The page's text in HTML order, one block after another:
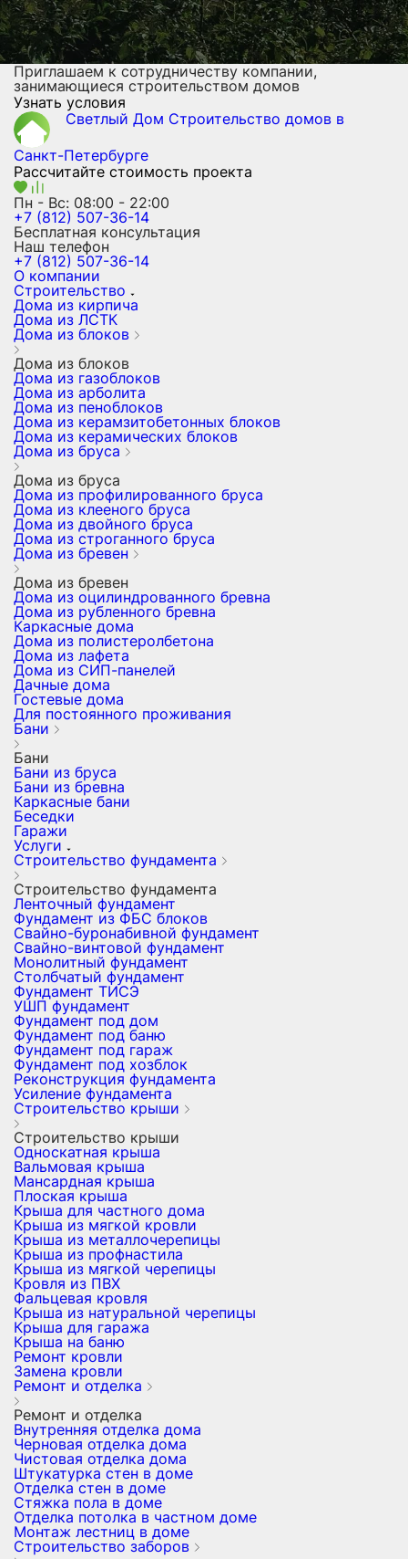
Приглашаем к сотрудничеству компании,
занимающиеся строительством домов
Узнать условия
Светлый Дом Строительство домов в
Санкт-Петербурге
Рассчитайте стоимость проекта
Пн - Вс: 08:00 - 22:00
+7 (812) 507-36-14
Бесплатная консультация
Наш телефон
+7 (812) 507-36-14
О компании
Строительство
Дома из кирпича
Дома из ЛСТК
Дома из блоков
Дома из блоков
Дома из газоблоков
Дома из арболита
Дома из пеноблоков
Дома из керамзитобетонных блоков
Дома из керамических блоков
Дома из бруса
Дома из бруса
Дома из профилированного бруса
Дома из клееного бруса
Дома из двойного бруса
Дома из строганного бруса
Дома из бревен
Дома из бревен
Дома из оцилиндрованного бревна
Дома из рубленного бревна
Каркасные дома
Дома из полистеролбетона
Дома из лафета
Дома из СИП-панелей
Дачные дома
Гостевые дома
Для постоянного проживания
Бани
Бани
Бани из бруса
Бани из бревна
Каркасные бани
Беседки
Гаражи
Услуги
Строительство фундамента
Строительство фундамента
Ленточный фундамент
Фундамент из ФБС блоков
Свайно-буронабивной фундамент
Свайно-винтовой фундамент
Монолитный фундамент
Столбчатый фундамент
Фундамент ТИСЭ
УШП фундамент
Фундамент под дом
Фундамент под баню
Фундамент под гараж
Фундамент под хозблок
Реконструкция фундамента
Усиление фундамента
Строительство крыши
Строительство крыши
Односкатная крыша
Вальмовая крыша
Мансардная крыша
Плоская крыша
Крыша для частного дома
Крыша из мягкой кровли
Крыша из металлочерепицы
Крыша из профнастила
Крыша из мягкой черепицы
Кровля из ПВХ
Фальцевая кровля
Крыша из натуральной черепицы
Крыша для гаража
Крыша на баню
Ремонт кровли
Замена кровли
Ремонт и отделка
Ремонт и отделка
Внутренняя отделка дома
Черновая отделка дома
Чистовая отделка дома
Штукатурка стен в доме
Отделка стен в доме
Стяжка пола в доме
Отделка потолка в частном доме
Монтаж лестниц в доме
Строительство заборов